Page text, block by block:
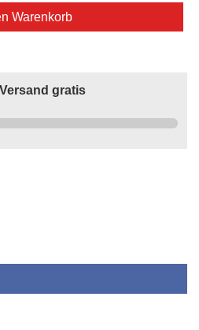
Warenkorb
Versand gratis